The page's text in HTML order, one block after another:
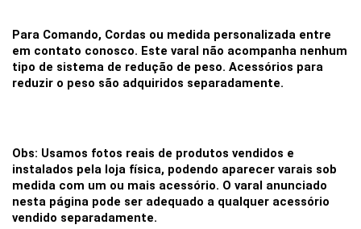
Para Comando, Cordas ou medida personalizada entre
em contato conosco. Este varal não acompanha nenhum
tipo de sistema de redução de peso. Acessórios para
reduzir o peso são adquiridos separadamente.
Obs: Usamos fotos reais de produtos vendidos e
instalados pela loja física, podendo aparecer varais sob
medida com um ou mais acessório. O varal anunciado
nesta página pode ser adequado a qualquer acessório
vendido separadamente.